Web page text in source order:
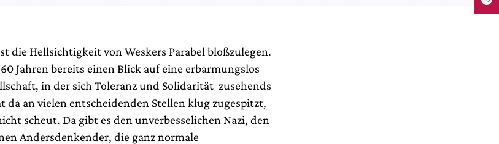
die Hellsichtigkeit von Weskers Parabel bloßzulegen.
Jahren bereits einen Blick auf eine erbarmungslos
in der sich Toleranz und Solidarität zusehends
da an vielen entscheidenden Stellen klug zugespitzt,
scheut. Da gibt es den unverbesselichen Nazi, den
Andersdenkender, die ganz normale